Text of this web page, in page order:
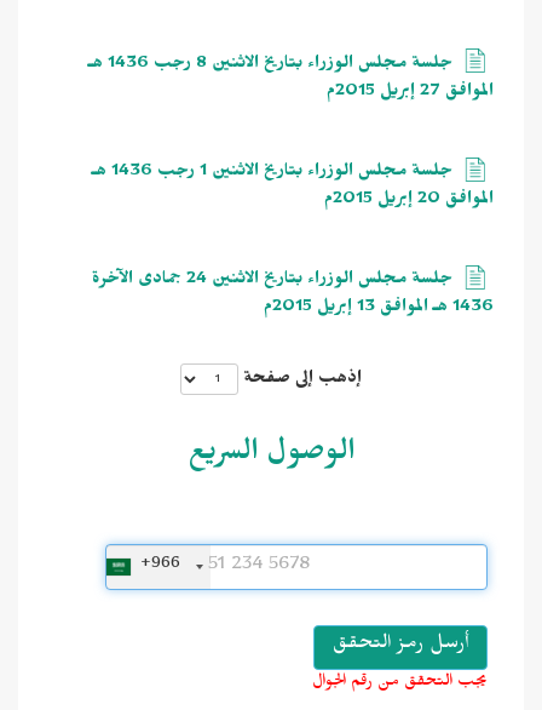
جلسة مجلس الوزراء بتاريخ الاثنين 8 رجب 1436 هـ
الموافق 27 إبريل 2015م
جلسة مجلس الوزراء بتاريخ الاثنين 1 رجب 1436 هـ
الموافق 20 إبريل 2015م
جلسة مجلس الوزراء بتاريخ الاثنين 24 جمادى الآخرة
1436 هـ الموافق 13 إبريل 2015م
إذهب إلى صفحة
الوصول السريع
+966
يجب التحقق من رقم الجوال